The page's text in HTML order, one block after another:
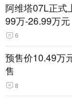
阿维塔07L正式
99万-26.99万元
6
预售价10.49万
售
8